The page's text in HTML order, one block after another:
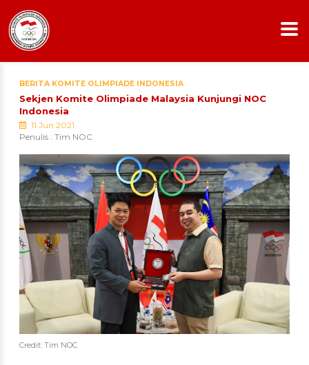
BERITA KOMITE OLIMPIADE INDONESIA
Sekjen Komite Olimpiade Malaysia Kunjungi NOC
Indonesia
11 Jun 2021
Penulis : Tim NOC
Credit: Tim NOC